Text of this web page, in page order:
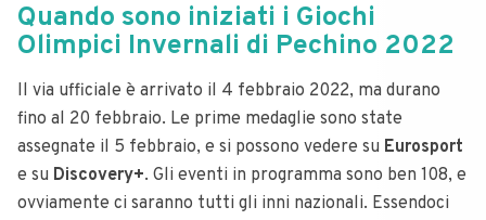
Quando sono iniziati i Giochi
Olimpici Invernali di Pechino 2022
Il via ufficiale è arrivato il 4 febbraio 2022, ma durano
fino al 20 febbraio. Le prime medaglie sono state
assegnate il 5 febbraio, e si possono vedere su Eurosport
e su Discovery+. Gli eventi in programma sono ben 108, e
ovviamente ci saranno tutti gli inni nazionali. Essendoci